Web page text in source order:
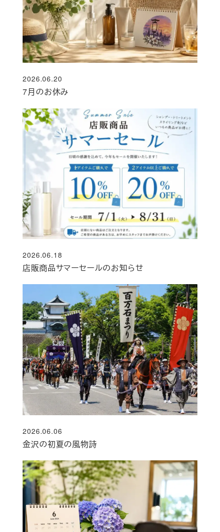
7月のお休み
投稿日
2026.06.20
店販商品サマーセールのお知らせ
投稿日
2026.06.18
金沢の初夏の風物詩
投稿日
2026.06.06